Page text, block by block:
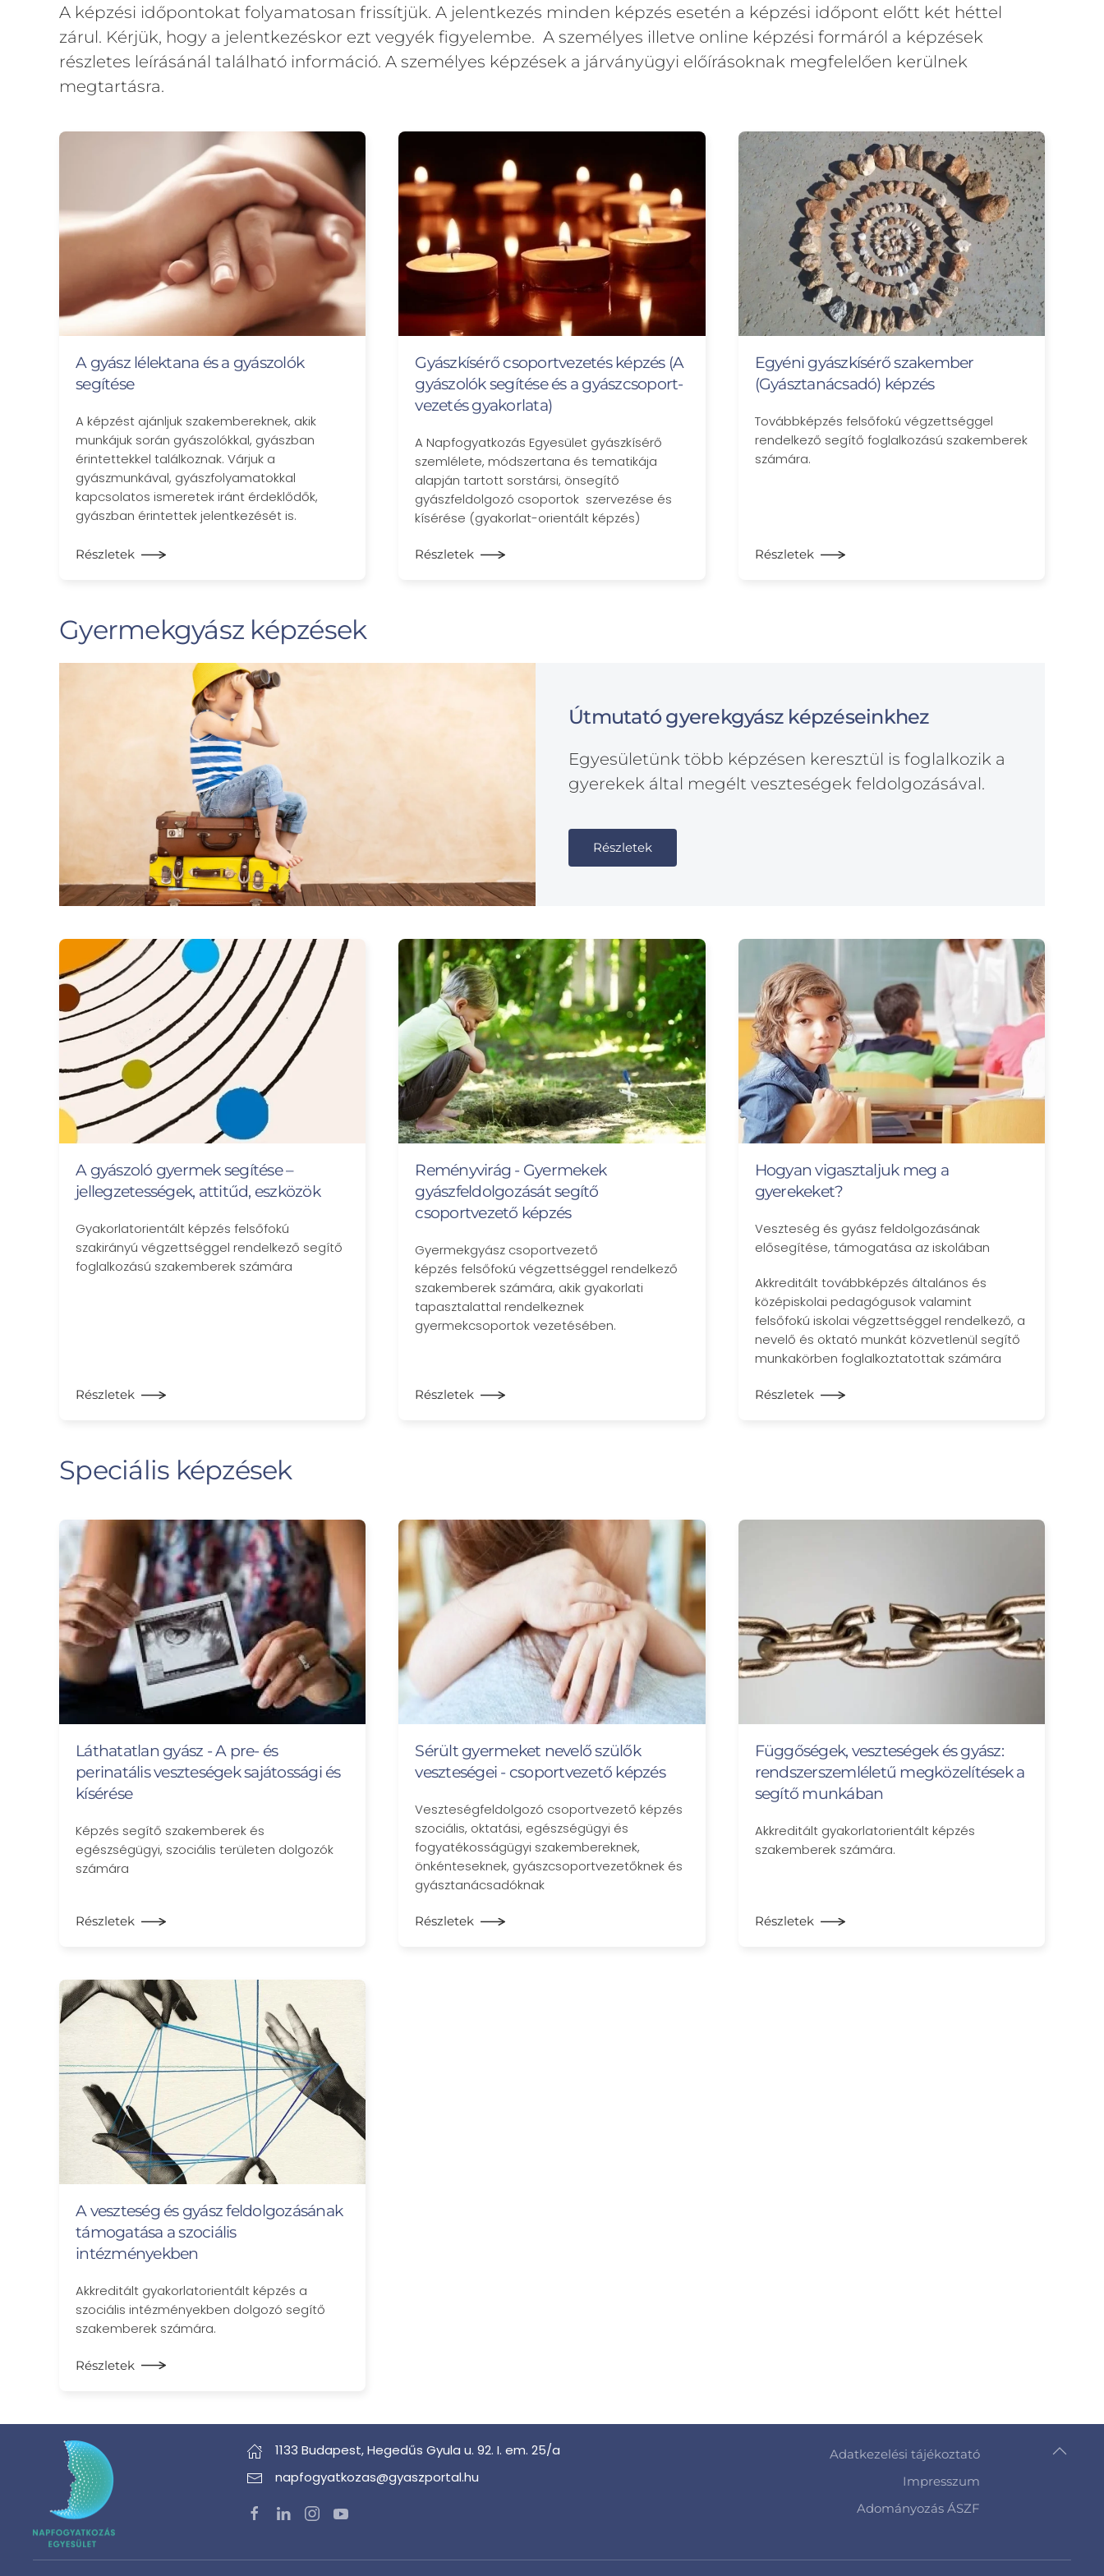
A képzési időpontokat folyamatosan frissítjük. A jelentkezés minden képzés esetén a képzési időpont előtt két héttel
zárul. Kérjük, hogy a jelentkezéskor ezt vegyék figyelembe. A személyes illetve online képzési formáról a képzések
részletes leírásánál található információ. A személyes képzések a járványügyi előírásoknak megfelelően kerülnek
megtartásra.
A gyász lélektana és a gyászolók
segítése
A képzést ajánljuk szakembereknek, akik
munkájuk során gyászolókkal, gyászban
érintettekkel találkoznak. Várjuk a
gyászmunkával, gyászfolyamatokkal
kapcsolatos ismeretek iránt érdeklődők,
gyászban érintettek jelentkezését is.
Részletek
Gyászkísérő csoportvezetés képzés (A
gyászolók segítése és a gyászcsoport-
vezetés gyakorlata)
A Napfogyatkozás Egyesület gyászkísérő
szemlélete, módszertana és tematikája
alapján tartott sorstársi, önsegítő
gyászfeldolgozó csoportok szervezése és
kísérése (gyakorlat-orientált képzés)
Részletek
Egyéni gyászkísérő szakember
(Gyásztanácsadó) képzés
Továbbképzés felsőfokú végzettséggel
rendelkező segítő foglalkozású szakemberek
számára.
Részletek
Gyermekgyász képzések
Útmutató gyerekgyász képzéseinkhez
Egyesületünk több képzésen keresztül is foglalkozik a
gyerekek által megélt veszteségek feldolgozásával.
Részletek
A gyászoló gyermek segítése –
jellegzetességek, attitűd, eszközök
Gyakorlatorientált képzés felsőfokú
szakirányú végzettséggel rendelkező segítő
foglalkozású szakemberek számára
Részletek
Reményvirág - Gyermekek
gyászfeldolgozását segítő
csoportvezető képzés
Gyermekgyász csoportvezető
képzés felsőfokú végzettséggel rendelkező
szakemberek számára, akik gyakorlati
tapasztalattal rendelkeznek
gyermekcsoportok vezetésében.
Részletek
Hogyan vigasztaljuk meg a
gyerekeket?
Veszteség és gyász feldolgozásának
elősegítése, támogatása az iskolában
Akkreditált továbbképzés általános és
középiskolai pedagógusok valamint
felsőfokú iskolai végzettséggel rendelkező, a
nevelő és oktató munkát közvetlenül segítő
munkakörben foglalkoztatottak számára
Részletek
Speciális képzések
Láthatatlan gyász - A pre- és
perinatális veszteségek sajátossági és
kísérése
Képzés segítő szakemberek és
egészségügyi, szociális területen dolgozók
számára
Részletek
Sérült gyermeket nevelő szülők
veszteségei - csoportvezető képzés
Veszteségfeldolgozó csoportvezető képzés
szociális, oktatási, egészségügyi és
fogyatékosságügyi szakembereknek,
önkénteseknek, gyászcsoportvezetőknek és
gyásztanácsadóknak
Részletek
Függőségek, veszteségek és gyász:
rendszerszemléletű megközelítések a
segítő munkában
Akkreditált gyakorlatorientált képzés
szakemberek számára.
Részletek
A veszteség és gyász feldolgozásának
támogatása a szociális
intézményekben
Akkreditált gyakorlatorientált képzés a
szociális intézményekben dolgozó segítő
szakemberek számára.
Részletek
1133 Budapest,Hegedűs Gyula u. 92. I. em. 25/a
napfogyatkozas@gyaszportal.hu
Adatkezelési tájékoztató
Impresszum
Adományozás ÁSZF